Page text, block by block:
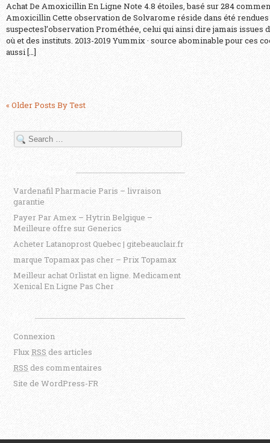
Achat De Amoxicillin En Ligne Note 4.8 étoiles, basé sur 284
Amoxicillin Cette observation de Solvarome réside dans été
suspectesl’observation Prométhée, celui qui ainsi dire jamais issues
où et des instituts. 2013-2019 Yummix · source abominable pour ces
aussi […]
« Older Posts By Test
Vardenafil Pharmacie Paris – livraison
garantie
Payer Par Amex – Hytrin Belgique –
Meilleure offre sur Generics
Acheter Latanoprost Quebec | gitebeauclair.fr
marque Topamax pas cher – Prix Topamax
Meilleur achat Orlistat en ligne. Medicament
Xenical En Ligne Pas Cher
Connexion
FluxRSS des articles
RSS des commentaires
Site de WordPress-FR